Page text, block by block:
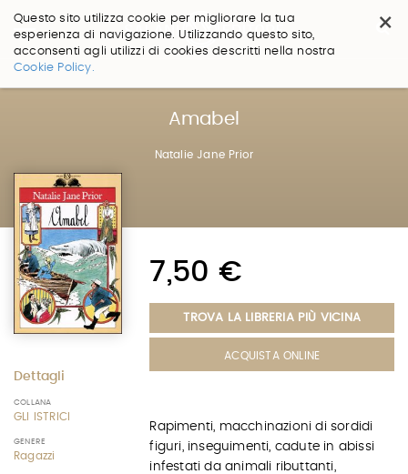
×
Questo sito utilizza cookie per migliorare la tua
esperienza di navigazione. Utilizzando questo sito,
acconsenti agli utilizzi di cookies descritti nella nostra
Cookie Policy.
Salta
Amabel
Natalie Jane Prior
Dettagli
COLLANA
GLI ISTRICI
GENERE
Ragazzi
7,50 €
TROVA LA LIBRERIA PIÙ VICINA
ACQUISTA ONLINE
Rapimenti, macchinazioni di sordidi
figuri, inseguimenti, cadute in abissi
infestati da animali ributtanti,